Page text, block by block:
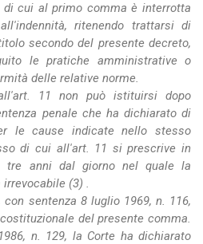
di cui al primo comma è interrotta
ritenendo trattarsi di
secondo del presente decreto,
le pratiche amministrative o
delle relative norme.
11 non può istituirsi dopo
penale che ha dichiarato di
le cause indicate nello stesso
di cui all'art. 11 si prescrive in
tre anni dal giorno nel quale la
(3) .
sentenza 8 luglio 1969, n. 116,
del presente comma.
n. 129, la Corte ha dichiarato